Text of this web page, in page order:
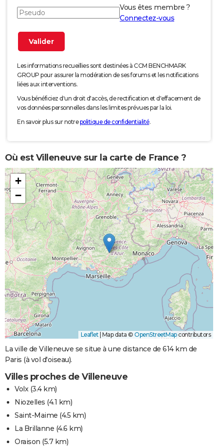
Vous êtes membre ?
Connectez-vous
Les informations recueillies sont destinées à CCM BENCHMARK
GROUP pour assurer la modération de ses forums et les notifications
liées aux interventions.
Vous bénéficiez d'un droit d'accès, de rectification et d'effacement de
vos données personnelles dans les limites prévues par la loi.
En savoir plus sur notrepolitique de confidentialité.
Où est Villeneuve sur la carte de France ?
+
−
Leaflet Map data © OpenStreetMapcontributors
La ville de Villeneuve se situe à une distance de 614 km de
Paris (à vol d'oiseau).
Villes proches de Villeneuve
Volx(3.4 km)
Niozelles (4.1 km)
Saint-Maime (4.5 km)
La Brillanne (4.6 km)
Oraison (5.7 km)